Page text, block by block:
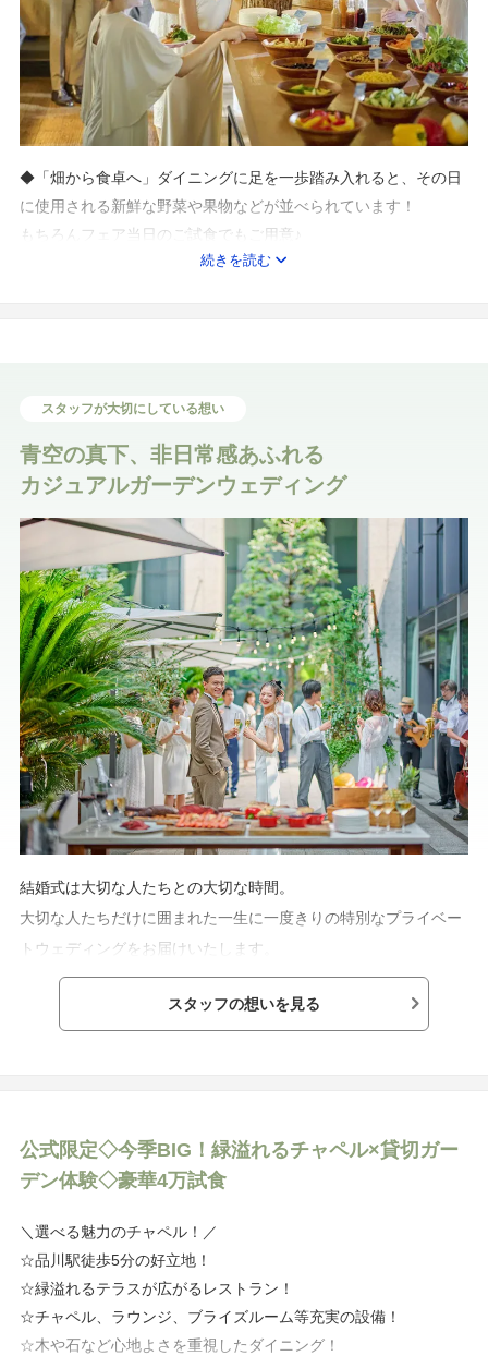
◆「畑から食卓へ」ダイニングに足を一歩踏み入れると、その日
に使用される新鮮な野菜や果物などが並べられています！
もちろんフェア当日のご試食でもご用意♪
ひとつの演出としてゲストも盛り上がります♪
続きを読む
スタッフが大切にしている想い
青空の真下、非日常感あふれる
カジュアルガーデンウェディング
結婚式は大切な人たちとの大切な時間。
大切な人たちだけに囲まれた一生に一度きりの特別なプライベー
トウェディングをお届けいたします。
おふたりの色々な想いをカタチに――。
一生に一度の特別なひとときを一緒に創り上げてまいります。
スタッフの想いを見る
公式限定◇今季BIG！緑溢れるチャペル×貸切ガー
デン体験◇豪華4万試食
＼選べる魅力のチャペル！／
☆品川駅徒歩5分の好立地！
☆緑溢れるテラスが広がるレストラン！
☆チャペル、ラウンジ、ブライズルーム等充実の設備！
☆木や石など心地よさを重視したダイニング！